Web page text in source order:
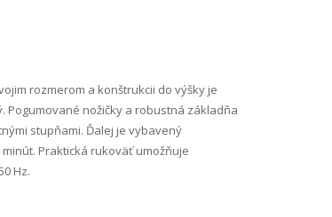
rozmerom a konštrukcii do výšky je
Pogumované nožičky a robustná základňa
stupňami. Ďalej je vybavený
Praktická rukoväť umožňuje
Hz.